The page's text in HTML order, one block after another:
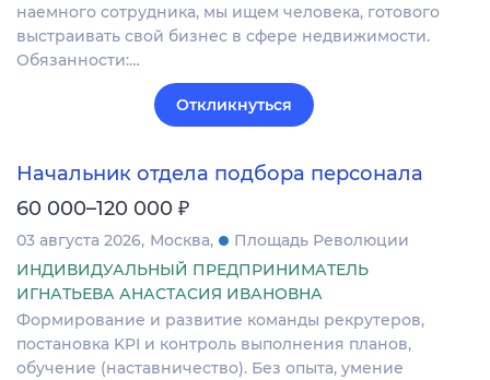
наемного сотрудника, мы ищем человека, готового
выстраивать свой бизнес в сфере недвижимости.
Обязанности:…
Откликнуться
Начальник отдела подбора персонала
60 000–120 000 ₽
03 августа 2026 Москва
Площадь Революции
ИНДИВИДУАЛЬНЫЙ ПРЕДПРИНИМАТЕЛЬ
ИГНАТЬЕВА АНАСТАСИЯ ИВАНОВНА
Формирование и развитие команды рекрутеров,
постановка KPI и контроль выполнения планов,
обучение (наставничество). Без опыта, умение